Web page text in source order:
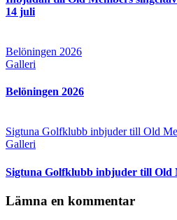
14 juli
Belöningen 2026
Galleri
Belöningen 2026
Sigtuna Golfklubb inbjuder till Old
Galleri
Sigtuna Golfklubb inbjuder till Old
Lämna en kommentar